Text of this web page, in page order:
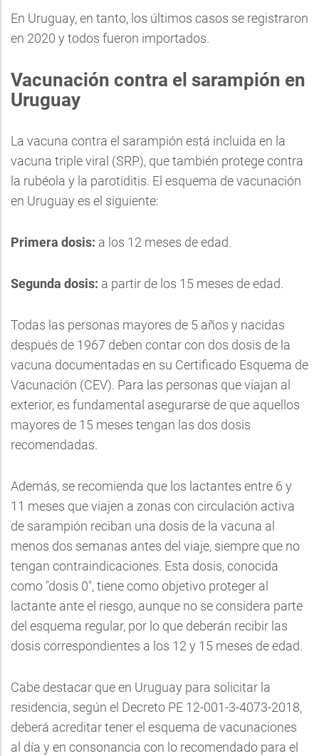
En Uruguay, en tanto, los últimos casos se registraron
en 2020 y todos fueron importados.
Vacunación contra el sarampión en
Uruguay
La vacuna contra el sarampión está incluida en la
vacuna triple viral (SRP), que también protege contra
la rubéola y la parotiditis. El esquema de vacunación
en Uruguay es el siguiente:
Primera dosis: a los 12 meses de edad.
Segunda dosis: a partir de los 15 meses de edad.
Todas las personas mayores de 5 años y nacidas
después de 1967 deben contar con dos dosis de la
vacuna documentadas en su Certificado Esquema de
Vacunación (CEV). Para las personas que viajan al
exterior, es fundamental asegurarse de que aquellos
mayores de 15 meses tengan las dos dosis
recomendadas.
Además, se recomienda que los lactantes entre 6 y
11 meses que viajen a zonas con circulación activa
de sarampión reciban una dosis de la vacuna al
menos dos semanas antes del viaje, siempre que no
tengan contraindicaciones. Esta dosis, conocida
como "dosis 0", tiene como objetivo proteger al
lactante ante el riesgo, aunque no se considera parte
del esquema regular, por lo que deberán recibir las
dosis correspondientes a los 12 y 15 meses de edad.
Cabe destacar que en Uruguay para solicitar la
residencia, según el Decreto PE 12-001-3-4073-2018,
deberá acreditar tener el esquema de vacunaciones
al día y en consonancia con lo recomendado para el